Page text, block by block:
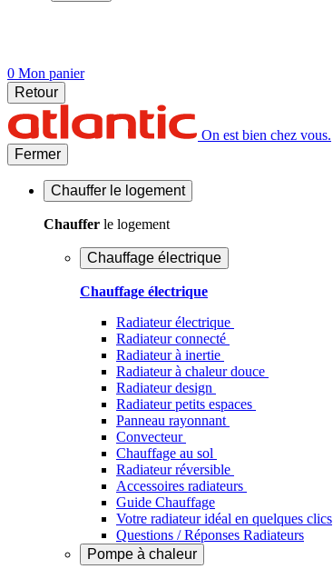
0 Mon panier
Retour
On est bien chez vous.
Fermer
Chauffer le logement
Chauffer le logement
Chauffage électrique
Chauffage électrique
Radiateur électrique
Radiateur connecté
Radiateur à inertie
Radiateur à chaleur douce
Radiateur design
Radiateur petits espaces
Panneau rayonnant
Convecteur
Chauffage au sol
Radiateur réversible
Accessoires radiateurs
Guide Chauffage
Votre radiateur idéal en quelques clics
Questions / Réponses Radiateurs
Pompe à chaleur